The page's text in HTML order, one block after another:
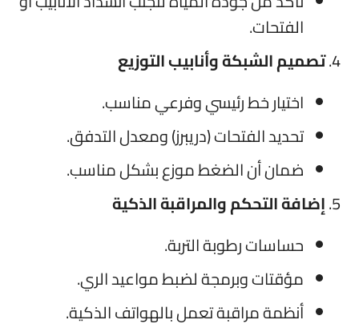
الفتحات.
تصميم الشبكة وأنابيب التوزيع
اختيار خط رئيسي وفرعي مناسب.
تحديد الفتحات (دريبرز) ومعدل التدفق.
ضمان أن الضغط موزع بشكل مناسب.
إضافة التحكم والمراقبة الذكية
حساسات رطوبة التربة.
مؤقتات وبرمجة لضبط مواعيد الري.
أنظمة مراقبة تعمل بالهواتف الذكية.